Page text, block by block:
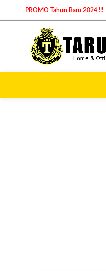
PROMO Tahun Baru 2024 !!!